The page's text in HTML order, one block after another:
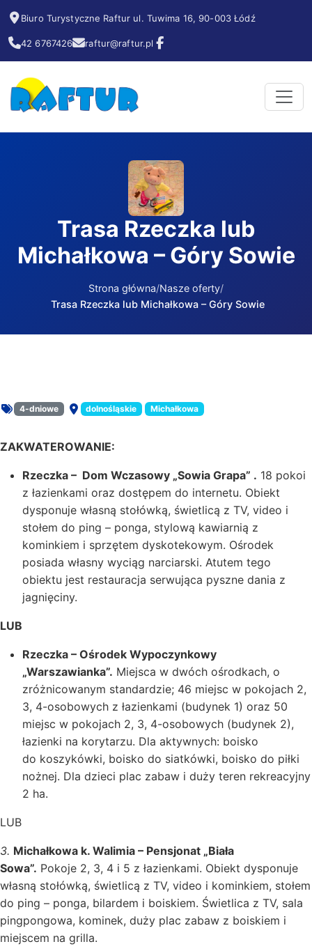
Biuro Turystyczne Raftur ul. Tuwima 16, 90-003 Łódź
42 6767426 raftur@raftur.pl
Trasa Rzeczka lub
Michałkowa – Góry Sowie
Strona główna Nasze oferty
Trasa Rzeczka lub Michałkowa – Góry Sowie
Rodzaj oferty:
4-dniowe
Miejsce:
dolnośląskie Michałkowa
ZAKWATEROWANIE:
Rzeczka – Dom Wczasowy „Sowia Grapa” . 18 pokoi
z łazienkami oraz dostępem do internetu. Obiekt
dysponuje własną stołówką, świetlicą z TV, video i
stołem do ping – ponga, stylową kawiarnią z
kominkiem i sprzętem dyskotekowym. Ośrodek
posiada własny wyciąg narciarski. Atutem tego
obiektu jest restauracja serwująca pyszne dania z
jagnięciny.
LUB
Rzeczka – Ośrodek Wypoczynkowy
„Warszawianka”. Miejsca w dwóch ośrodkach, o
zróżnicowanym standardzie; 46 miejsc w pokojach 2,
3, 4-osobowych z łazienkami (budynek 1) oraz 50
miejsc w pokojach 2, 3, 4-osobowych (budynek 2),
łazienki na korytarzu. Dla aktywnych: boisko
do koszykówki, boisko do siatkówki, boisko do piłki
nożnej. Dla dzieci plac zabaw i duży teren rekreacyjny
2 ha.
LUB
3. Michałkowa k. Walimia – Pensjonat „Biała
Sowa”. Pokoje 2, 3, 4 i 5 z łazienkami. Obiekt dysponuje
własną stołówką, świetlicą z TV, video i kominkiem, stołem
do ping – ponga, bilardem i boiskiem. Świetlica z TV, sala
pingpongowa, kominek, duży plac zabaw z boiskiem i
miejscem na grilla.